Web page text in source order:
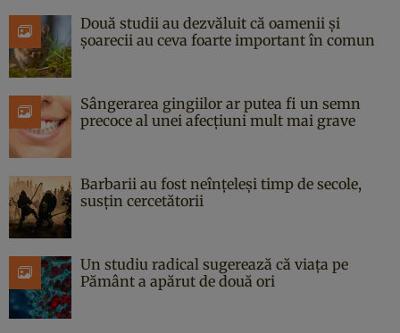
Două studii au dezvăluit că oamenii și
șoarecii au ceva foarte important în comun
Sângerarea gingiilor ar putea fi un semn
precoce al unei afecțiuni mult mai grave
Barbarii au fost neînțeleși timp de secole,
susțin cercetătorii
Un studiu radical sugerează că viața pe
Pământ a apărut de două ori